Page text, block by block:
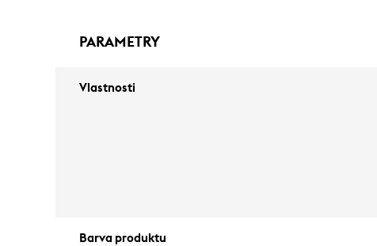
PARAMETRY
Vlastnosti
Barva produktu